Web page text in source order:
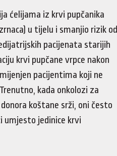
ćelijama iz krvi pupčanika
u tijelu i smanjio rizik od
pacijenata starijih
krvi pupčane vrpce nakon
pacijentima koji ne
kada onkolozi za
koštane srži, oni često
umjesto jedinice krvi